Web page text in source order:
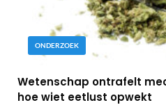
ONDERZOEK
Wetenschap ontrafelt
hoe wiet eetlust opwekt